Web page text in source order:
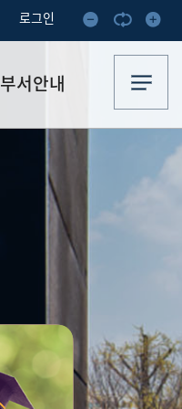
로그인
부서안내